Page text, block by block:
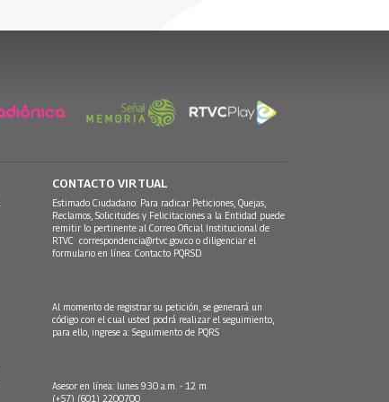
CONTACTO VIRTUAL
Estimado Ciudadano: Para radicar Peticiones, Quejas,
Reclamos, Solicitudes y Felicitaciones a la Entidad puede
remitir lo pertinente al Correo Oficial Institucional de
RTVC correspondencia@rtvc.gov.co o diligenciar el
formulario en línea: Contacto PQRSD.
Al momento de registrar su petición, se generará un
código con el cual usted podrá realizar el seguimiento,
para ello, ingrese a: Seguimiento de PQRS
Asesor en línea: lunes 9:30 a.m. - 12 m
(+57) (601) 2200700